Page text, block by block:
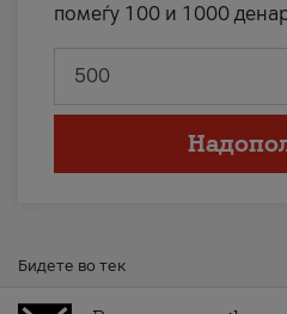
помеѓу 100 и 1000
Бидете во тек